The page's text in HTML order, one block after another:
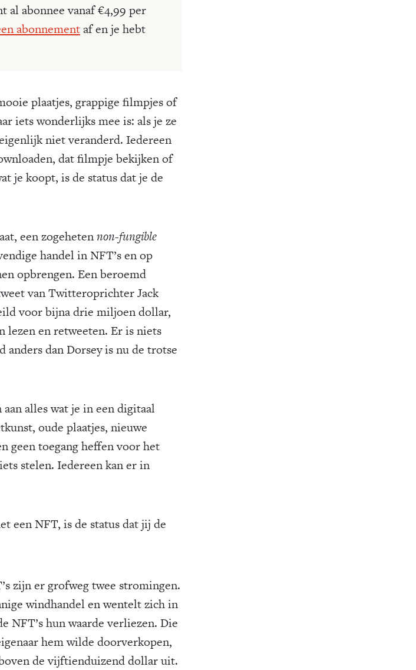
al abonnee vanaf €4,99 per
abonnementaf en je hebt
plaatjes, grappige filmpjes of
iets wonderlijks mee is: als je ze
niet veranderd. Iedereen
dat filmpje bekijken of
je koopt, is de status dat je de
een zogehetennon-fungible
handel in NFT’s en op
opbrengen. Een beroemd
van Twitteroprichter Jack
voor bijna drie miljoen dollar,
lezen en retweeten. Er is niets
anders dan Dorsey is nu de trotse
alles wat je in een digitaal
oude plaatjes, nieuwe
geen toegang heffen voor het
stelen. Iedereen kan er in
een NFT, is de status dat jij de
zijn er grofweg twee stromingen.
windhandel en wentelt zich in
NFT’s hun waarde verliezen. Die
hem wilde doorverkopen,
de vijftienduizend dollar uit.